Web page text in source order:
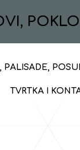
PALISADE,
TVRTKA I